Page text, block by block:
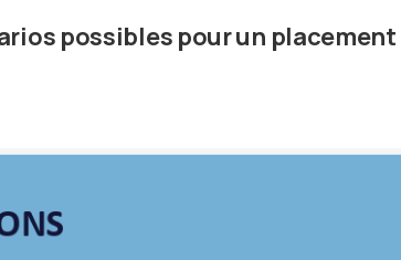
possibles pour un placement